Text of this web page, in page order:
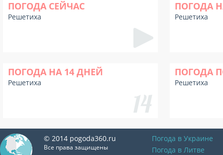
ПОГОДА СЕЙЧАС
Решетиха
ПОГОДА
Решетиха
ПОГОДА НА 14 ДНЕЙ
Решетиха
ПОГОДА
Решетиха
© 2014 pogoda360.ru
Все права защищены
Погода в Украине
Погода в Литве